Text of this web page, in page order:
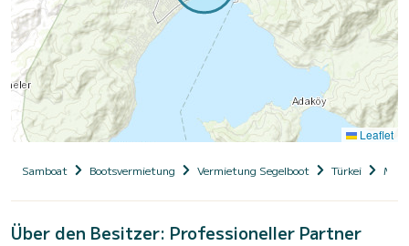
Leaflet
Samboat Bootsvermietung Vermietung Segelboot Türkei
Über den Besitzer: Professioneller Partner